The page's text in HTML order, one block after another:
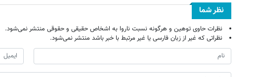
نظر شما
نظرات حاوی توهین و هرگونه نسبت ناروا به اشخاص حقیقی و حقوقی منتشر نمی‌شود.
نظراتی که غیر از زبان فارسی یا غیر مرتبط با خبر باشد منتشر نمی‌شود.